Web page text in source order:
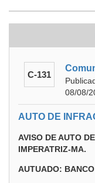
C-131
08/08/
AUTO DE
AVISO DE AUTO
IMPERATRIZ-MA.
AUTUADO: